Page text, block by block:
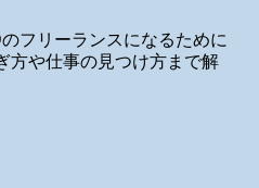
フリーランスになるために
方や仕事の見つけ方まで解